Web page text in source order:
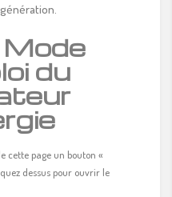
Mode
du
cette page un bouton «
dessus pour ouvrir le